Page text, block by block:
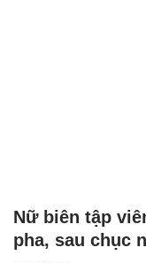
Nữ biên tập
pha, sau chục